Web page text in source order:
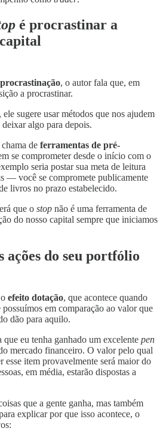
é procrastinar a
procrastinação, o autor fala que, em
a procrastinar.
sugere usar métodos que nos ajudem
algo para depois.
de ferramentas de pré-
se comprometer desde o início com o
seria postar sua meta de leitura
— você se compromete publicamente
livros no prazo estabelecido.
que o stop não é uma ferramenta de
do nosso capital sempre que iniciamos
ações do seu portfólio
efeito dotação, que acontece quando
em comparação ao valor que
dão para aquilo.
eu tenha ganhado um excelente pen
mercado financeiro. O valor pelo qual
esse item provavelmente será maior do
em média, estarão dispostas a
que a gente ganha, mas também
explicar por que isso acontece, o